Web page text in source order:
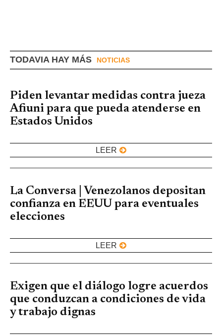
TODAVIA HAY MÁS NOTICIAS
Piden levantar medidas contra jueza
Afiuni para que pueda atenderse en
Estados Unidos
LEER
La Conversa | Venezolanos depositan
confianza en EEUU para eventuales
elecciones
LEER
Exigen que el diálogo logre acuerdos
que conduzcan a condiciones de vida
y trabajo dignas